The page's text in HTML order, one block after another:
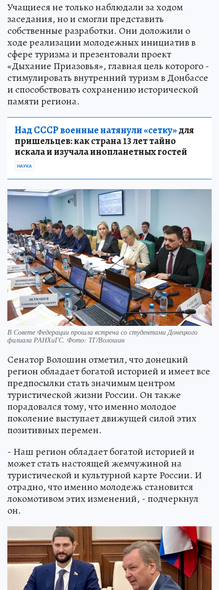
Учащиеся не только наблюдали за ходом
заседания, но и смогли представить
собственные разработки. Они доложили о
ходе реализации молодежных инициатив в
сфере туризма и презентовали проект
«Дыхание Приазовья», главная цель которого -
стимулировать внутренний туризм в Донбассе
и способствовать сохранению исторической
памяти региона.
Над СССР военные натянули «сетку»для
пришельцев: как страна 13 лет тайно
искала и изучала инопланетных гостей
НАУКА
В Совете Федерации прошла встреча со студентами Донецкого
филиала РАНХиГС. Фото: ТГ/Волошин
Сенатор Волошин отметил, что донецкий
регион обладает богатой историей и имеет все
предпосылки стать значимым центром
туристической жизни России. Он также
порадовался тому, что именно молодое
поколение выступает движущей силой этих
позитивных перемен.
- Наш регион обладает богатой историей и
может стать настоящей жемчужиной на
туристической и культурной карте России. И
отрадно, что именно молодежь становится
локомотивом этих изменений, - подчеркнул
он.